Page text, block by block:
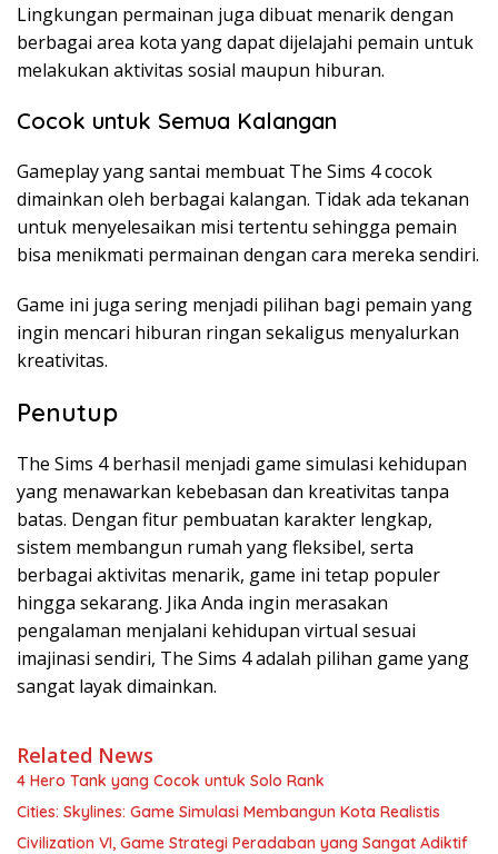
Lingkungan permainan juga dibuat menarik dengan
berbagai area kota yang dapat dijelajahi pemain untuk
melakukan aktivitas sosial maupun hiburan.
Cocok untuk Semua Kalangan
Gameplay yang santai membuat The Sims 4 cocok
dimainkan oleh berbagai kalangan. Tidak ada tekanan
untuk menyelesaikan misi tertentu sehingga pemain
bisa menikmati permainan dengan cara mereka sendiri.
Game ini juga sering menjadi pilihan bagi pemain yang
ingin mencari hiburan ringan sekaligus menyalurkan
kreativitas.
Penutup
The Sims 4 berhasil menjadi game simulasi kehidupan
yang menawarkan kebebasan dan kreativitas tanpa
batas. Dengan fitur pembuatan karakter lengkap,
sistem membangun rumah yang fleksibel, serta
berbagai aktivitas menarik, game ini tetap populer
hingga sekarang. Jika Anda ingin merasakan
pengalaman menjalani kehidupan virtual sesuai
imajinasi sendiri, The Sims 4 adalah pilihan game yang
sangat layak dimainkan.
Related News
4 Hero Tank yang Cocok untuk Solo Rank
Cities: Skylines: Game Simulasi Membangun Kota Realistis
Civilization VI, Game Strategi Peradaban yang Sangat Adiktif